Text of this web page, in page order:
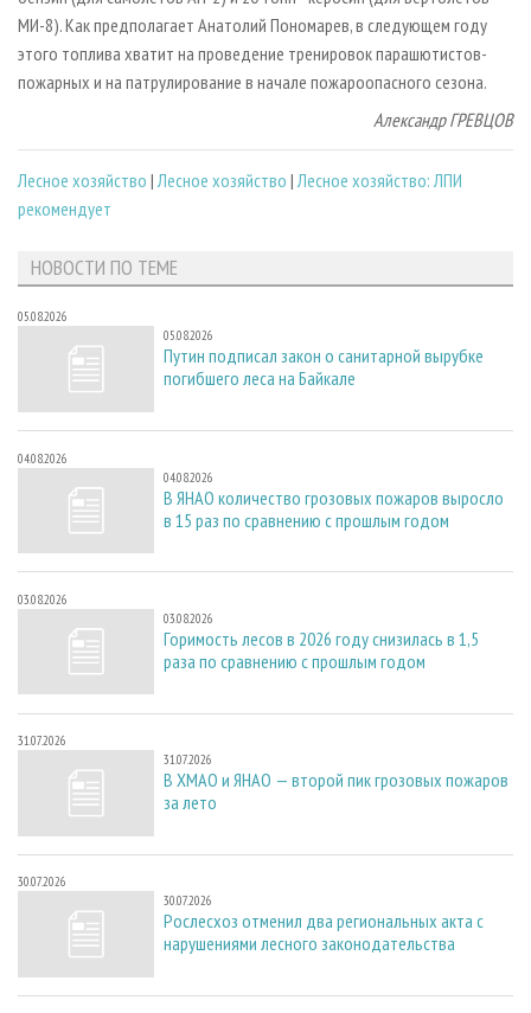
МИ-8). Как предполагает Анатолий Пономарев, в следующем году
этого топлива хватит на проведение тренировок парашютистов-
пожарных и на патрулирование в начале пожароопасного сезона.
Александр ГРЕВЦОВ
Лесное хозяйство | Лесное хозяйство | Лесное хозяйство: ЛПИ
рекомендует
НОВОСТИ ПО ТЕМЕ
05.08.2026
05.08.2026
Путин подписал закон о санитарной вырубке
погибшего леса на Байкале
04.08.2026
04.08.2026
В ЯНАО количество грозовых пожаров выросло
в 15 раз по сравнению с прошлым годом
03.08.2026
03.08.2026
Горимость лесов в 2026 году снизилась в 1,5
раза по сравнению с прошлым годом
31.07.2026
31.07.2026
В ХМАО и ЯНАО — второй пик грозовых пожаров
за лето
30.07.2026
30.07.2026
Рослесхоз отменил два региональных акта с
нарушениями лесного законодательства